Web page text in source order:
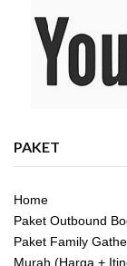
PAKET
Home
Paket Outbound
Paket Family
Murah (Harga +